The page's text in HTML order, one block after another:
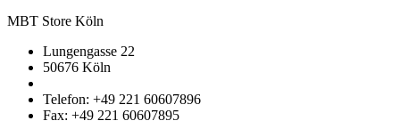
MBT Store Köln
Lungengasse 22
50676 Köln
Telefon: +49 221 60607896
Fax: +49 221 60607895